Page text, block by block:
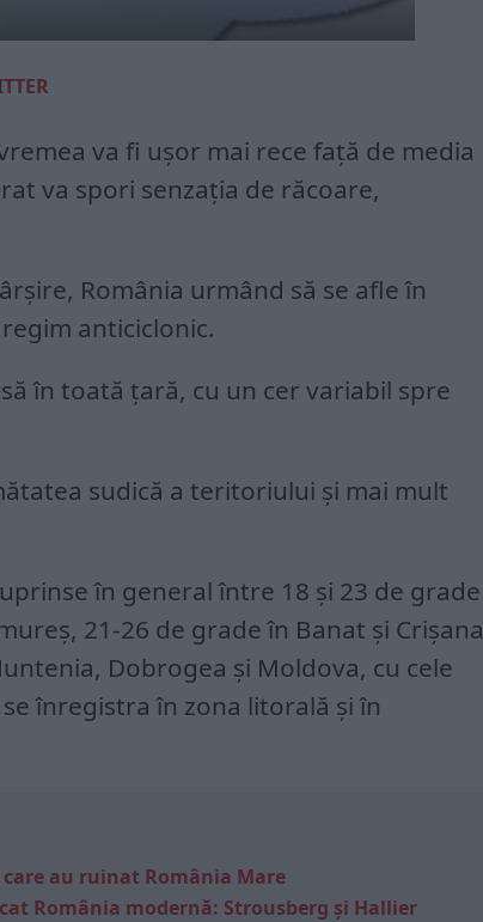
va fi ușor mai rece față de media
va spori senzația de răcoare,
România urmând să se afle în
anticiclonic.
în toată țară, cu un cer variabil spre
sudică a teritoriului și mai mult
în general între 18 și 23 de grade
21-26 de grade în Banat și Crișana
Dobrogea și Moldova, cu cele
înregistra în zona litorală și în
au ruinat România Mare
România modernă: Strousberg și Hallier